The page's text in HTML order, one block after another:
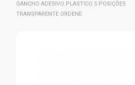
GANCHO ADESIVO PLASTICO 5 POSIÇÕES
TRANSPARENTE ORDENE